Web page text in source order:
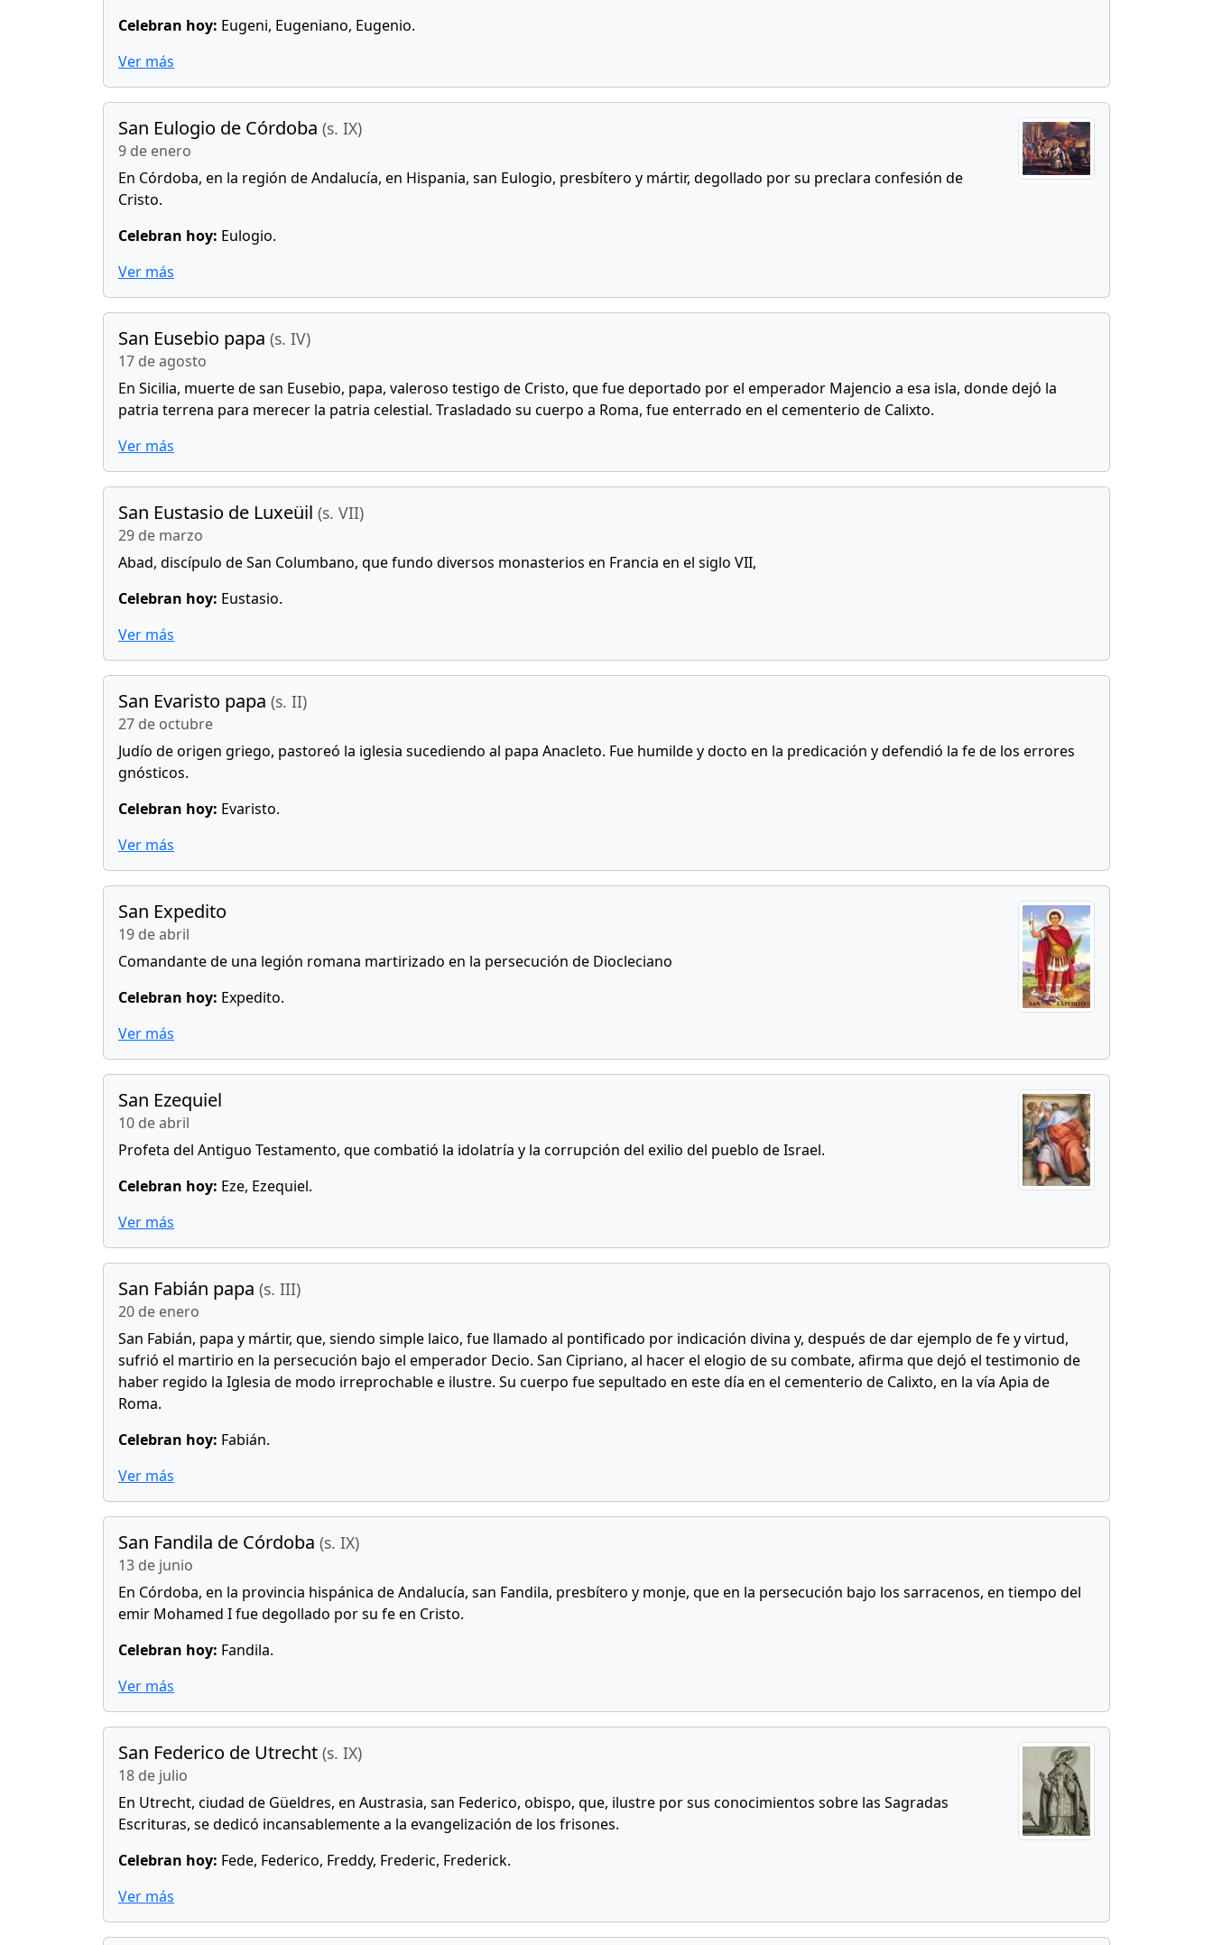
Celebran hoy: Eugeni, Eugeniano, Eugenio.
Ver más
San Eulogio de Córdoba (s. IX)
9 de enero
En Córdoba, en la región de Andalucía, en Hispania, san Eulogio, presbítero y mártir, degollado por su preclara confesión de
Cristo.
Celebran hoy: Eulogio.
Ver más
San Eusebio papa (s. IV)
17 de agosto
En Sicilia, muerte de san Eusebio, papa, valeroso testigo de Cristo, que fue deportado por el emperador Majencio a esa isla, donde dejó la
patria terrena para merecer la patria celestial. Trasladado su cuerpo a Roma, fue enterrado en el cementerio de Calixto.
Ver más
San Eustasio de Luxeüil (s. VII)
29 de marzo
Abad, discípulo de San Columbano, que fundo diversos monasterios en Francia en el siglo VII,
Celebran hoy: Eustasio.
Ver más
San Evaristo papa (s. II)
27 de octubre
Judío de origen griego, pastoreó la iglesia sucediendo al papa Anacleto. Fue humilde y docto en la predicación y defendió la fe de los errores
gnósticos.
Celebran hoy: Evaristo.
Ver más
San Expedito
19 de abril
Comandante de una legión romana martirizado en la persecución de Diocleciano
Celebran hoy: Expedito.
Ver más
San Ezequiel
10 de abril
Profeta del Antiguo Testamento, que combatió la idolatría y la corrupción del exilio del pueblo de Israel.
Celebran hoy: Eze, Ezequiel.
Ver más
San Fabián papa (s. III)
20 de enero
San Fabián, papa y mártir, que, siendo simple laico, fue llamado al pontificado por indicación divina y, después de dar ejemplo de fe y virtud,
sufrió el martirio en la persecución bajo el emperador Decio. San Cipriano, al hacer el elogio de su combate, afirma que dejó el testimonio de
haber regido la Iglesia de modo irreprochable e ilustre. Su cuerpo fue sepultado en este día en el cementerio de Calixto, en la vía Apia de
Roma.
Celebran hoy: Fabián.
Ver más
San Fandila de Córdoba (s. IX)
13 de junio
En Córdoba, en la provincia hispánica de Andalucía, san Fandila, presbítero y monje, que en la persecución bajo los sarracenos, en tiempo del
emir Mohamed I fue degollado por su fe en Cristo.
Celebran hoy: Fandila.
Ver más
San Federico de Utrecht (s. IX)
18 de julio
En Utrecht, ciudad de Güeldres, en Austrasia, san Federico, obispo, que, ilustre por sus conocimientos sobre las Sagradas
Escrituras, se dedicó incansablemente a la evangelización de los frisones.
Celebran hoy: Fede, Federico, Freddy, Frederic, Frederick.
Ver más